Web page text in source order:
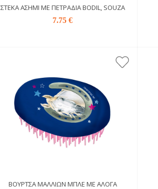
ΣΤΈΚΑ ΑΣΗΜΊ ΜΕ ΠΕΤΡΆΔΙΑ BODIL, SOUZA
7.75 €
ΒΟΎΡΤΣΑ ΜΑΛΛΙΏΝ ΜΠΛΕ ΜΕ ΑΛΟΓΑ